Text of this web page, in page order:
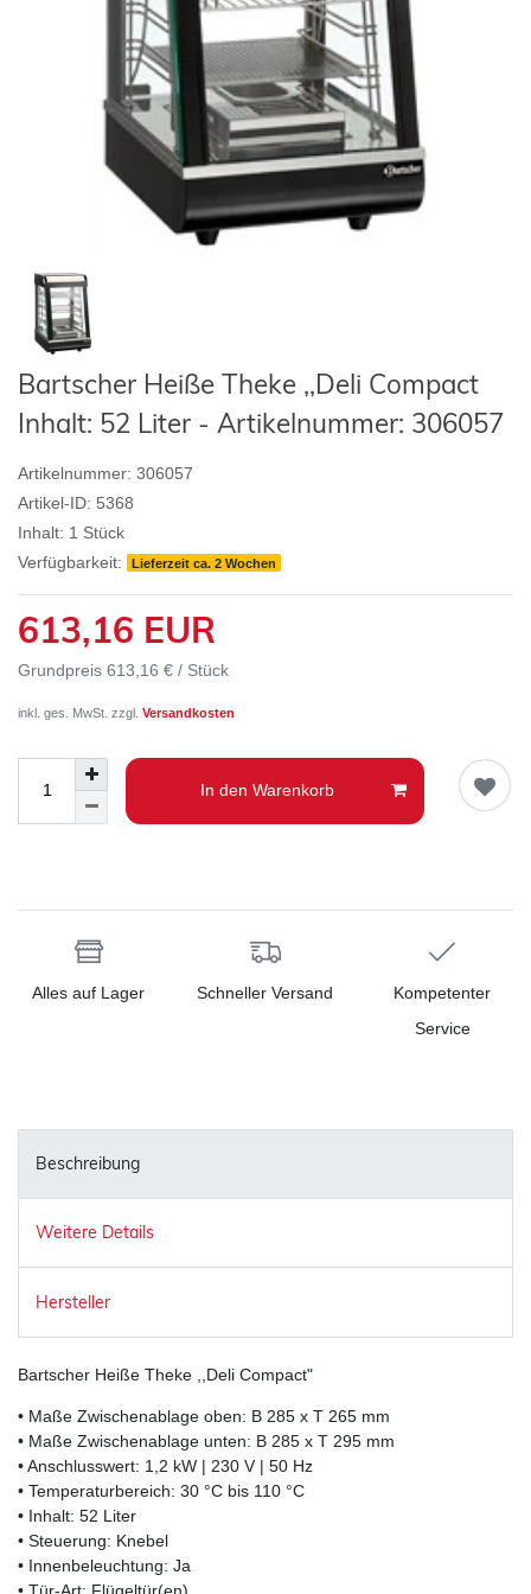
Bartscher Heiße Theke ,,Deli Compact
Inhalt: 52 Liter - Artikelnummer: 306057
Artikelnummer: 306057
Artikel-ID: 5368
Inhalt: 1 Stück
Verfügbarkeit:
Lieferzeit ca. 2 Wochen
613,16 EUR
Grundpreis 613,16 € / Stück
inkl. ges. MwSt. zzgl. Versandkosten
In den Warenkorb
Alles auf Lager Schneller Versand
Kompetenter
Service
Beschreibung
Weitere Details
Hersteller
Bartscher Heiße Theke ,,Deli Compact"
• Maße Zwischenablage oben: B 285 x T 265 mm
• Maße Zwischenablage unten: B 285 x T 295 mm
• Anschlusswert: 1,2 kW | 230 V | 50 Hz
• Temperaturbereich: 30 °C bis 110 °C
• Inhalt: 52 Liter
• Steuerung: Knebel
• Innenbeleuchtung: Ja